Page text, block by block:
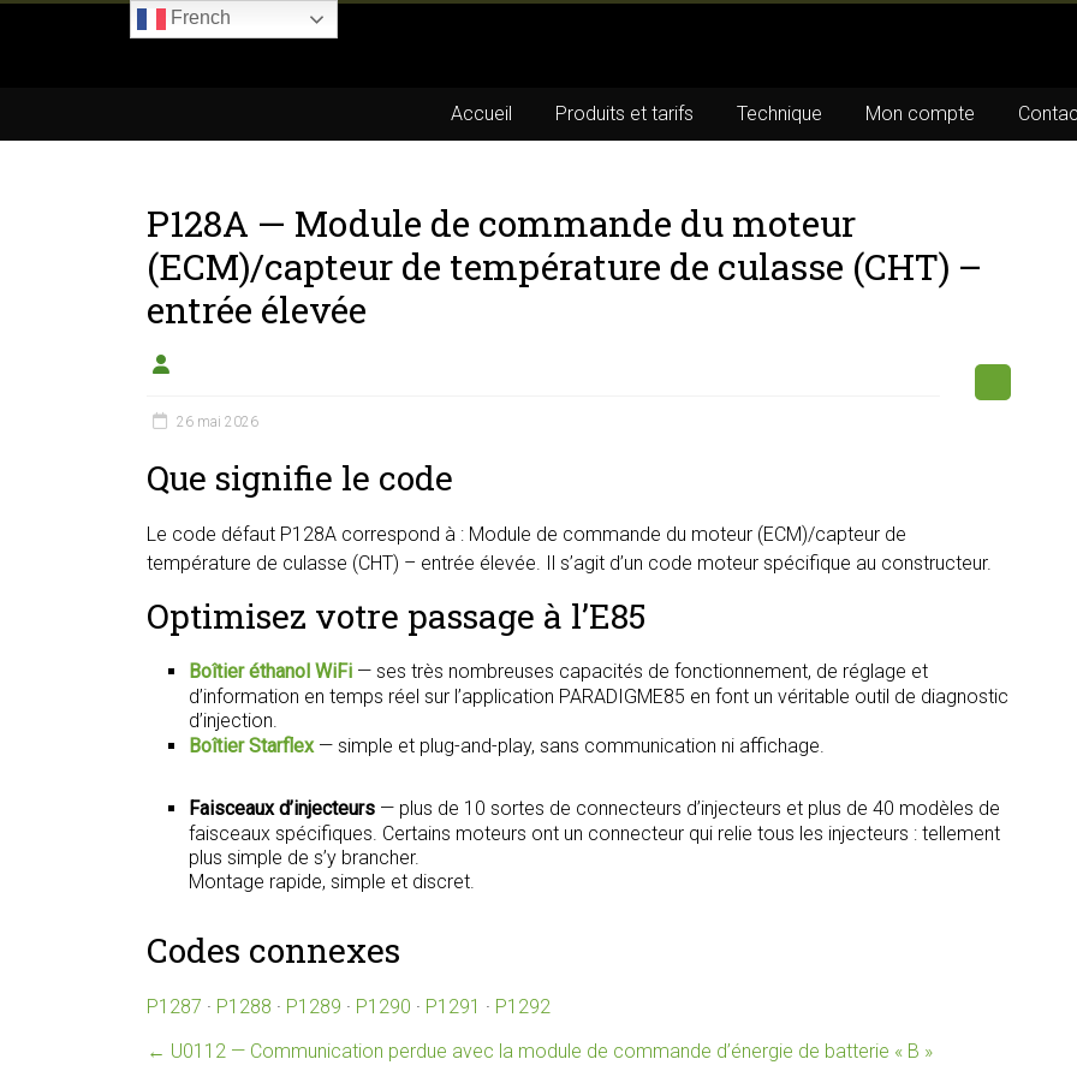
du
boîtier
éthanol
Accueil Produits et tarifs Technique Mon compte
P128A — Module de commande du moteur
(ECM)/capteur de température de culasse (CHT) –
entrée élevée
26 mai 2026
Que signifie le code
Le code défaut P128A correspond à : Module de commande du moteur (ECM)/capteur de
température de culasse (CHT) – entrée élevée. Il s’agit d’un code moteur spécifique au constructeur.
Optimisez votre passage à l’E85
Boîtier éthanol WiFi — ses très nombreuses capacités de fonctionnement, de réglage et
d’information en temps réel sur l’application PARADIGME85 en font un véritable outil de diagnostic
d’injection.
Boîtier Starflex— simple et plug-and-play, sans communication ni affichage.
Faisceaux d’injecteurs — plus de 10 sortes de connecteurs d’injecteurs et plus de 40 modèles de
faisceaux spécifiques. Certains moteurs ont un connecteur qui relie tous les injecteurs : tellement
plus simple de s’y brancher.
Montage rapide, simple et discret.
Codes connexes
P1287 · P1288 · P1289 · P1290 · P1291 · P1292
← U0112 — Communication perdue avec la module de commande d’énergie de batterie « B »
French